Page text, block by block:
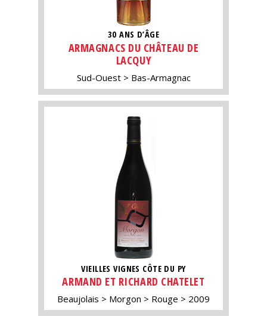
30 ANS D’ÂGE
ARMAGNACS DU CHÂTEAU DE
LACQUY
Sud-Ouest Bas-Armagnac
VIEILLES VIGNES CÔTE DU PY
ARMAND ET RICHARD CHATELET
Beaujolais Morgon Rouge 2009